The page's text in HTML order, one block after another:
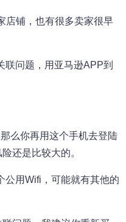
店铺，也有很多卖家很早
联问题，用亚马逊APP到
么你再用这个手机去登陆
还是比较大的。
公用Wifi，可能就有其他的